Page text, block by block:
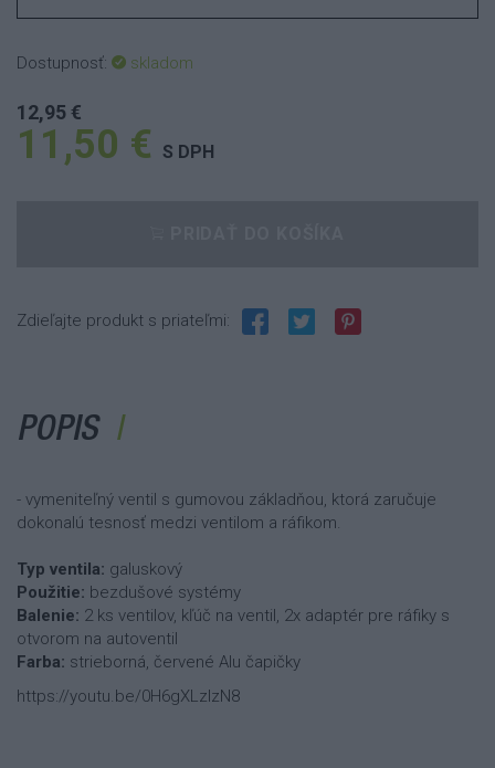
Dostupnosť: skladom
12,95 €
11,50 € S DPH
Zdieľajte produkt s priateľmi:
POPIS
- vymeniteľný ventil s gumovou základňou, ktorá zaručuje
dokonalú tesnosť medzi ventilom a ráfikom.
Typ ventila: galuskový
Použitie: bezdušové systémy
Balenie: 2 ks ventilov, kľúč na ventil, 2x adaptér pre ráfiky s
otvorom na autoventil
Farba: strieborná, červené Alu čapičky
https://youtu.be/0H6gXLzIzN8